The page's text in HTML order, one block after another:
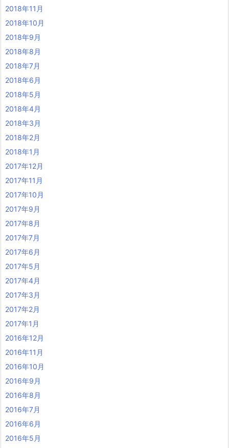
2018年11月
2018年10月
2018年9月
2018年8月
2018年7月
2018年6月
2018年5月
2018年4月
2018年3月
2018年2月
2018年1月
2017年12月
2017年11月
2017年10月
2017年9月
2017年8月
2017年7月
2017年6月
2017年5月
2017年4月
2017年3月
2017年2月
2017年1月
2016年12月
2016年11月
2016年10月
2016年9月
2016年8月
2016年7月
2016年6月
2016年5月